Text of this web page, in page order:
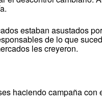
estaban asustados
de lo que
les creyeron.
haciendo campaña con